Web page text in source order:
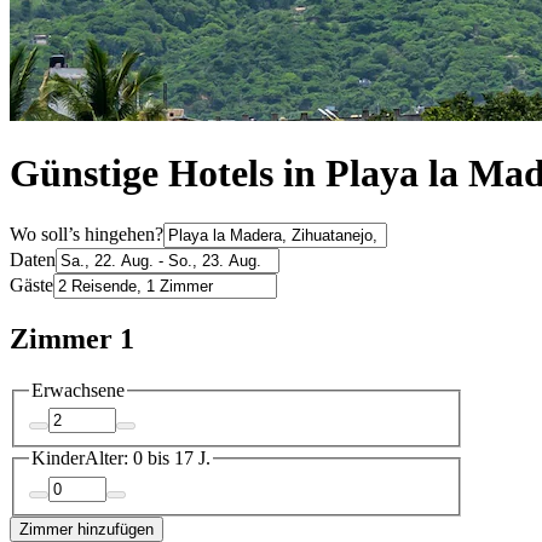
Günstige Hotels in Playa la
Wo soll’s hingehen?
Daten
Gäste
Zimmer 1
Erwachsene
KinderAlter: 0 bis 17 J.
Zimmer hinzufügen